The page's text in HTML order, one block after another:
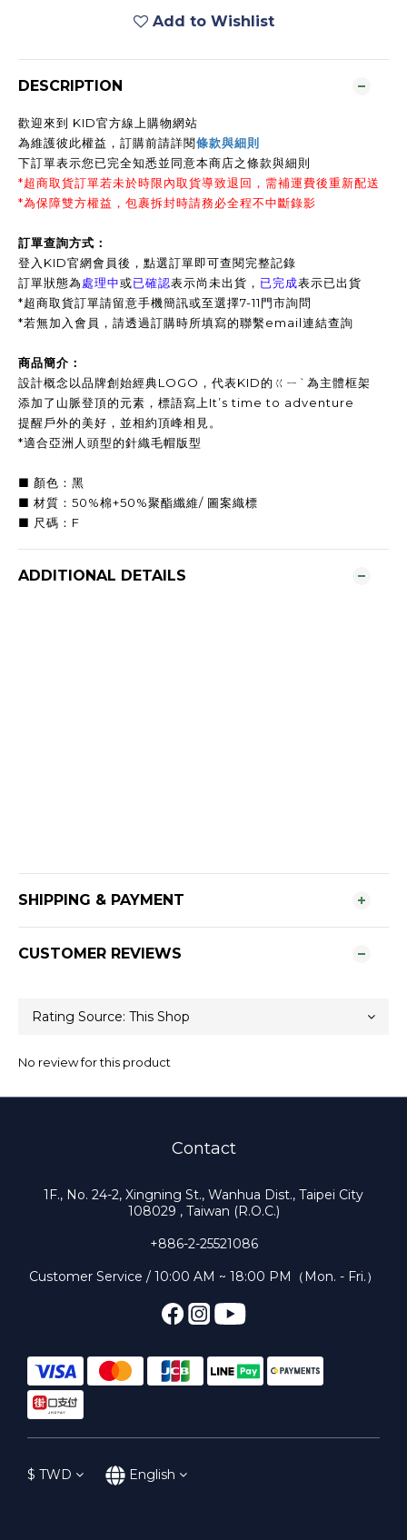
Add to Wishlist
DESCRIPTION
歡迎來到 KID官方線上購物網站
為維護彼此權益，訂購前請詳閱條款與細則
下訂單表示您已完全知悉並同意本商店之條款與細則
*超商取貨訂單若未於時限內取貨導致退回，需補運費後重新配送
*為保障雙方權益，包裹拆封時請務必全程不中斷錄影
訂單查詢方式：
登入KID官網會員後，點選訂單即可查閱完整記錄
訂單狀態為處理中或已確認表示尚未出貨， 已完成表示已出貨
*超商取貨訂單請留意手機簡訊或至選擇7-11門市詢問
*若無加入會員，請透過訂購時所填寫的聯繫email連結查詢
商品簡介：
設計概念以品牌創始經典LOGO，代表KID的ㄍㄧˋ為主體框架
添加了山脈登頂的元素，標語寫上It’s time to adventure
提醒戶外的美好，並相約頂峰相見。
*適合亞洲人頭型的針織毛帽版型
■ 顏色：黑
■ 材質：50%棉+50%聚酯纖維/ 圖案織標
■ 尺碼：F
ADDITIONAL DETAILS
SHIPPING & PAYMENT
CUSTOMER REVIEWS
No review for this product
Contact
1F., No. 24-2, Xingning St., Wanhua Dist., Taipei City
108029 , Taiwan (R.O.C.)
+886-2-25521086
Customer Service / 10:00 AM ~ 18:00 PM（Mon. - Fri.）
$ TWD English